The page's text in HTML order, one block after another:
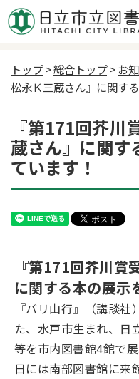
トップ>総合トップ>お
松永Ｋ三蔵さん』に関す
『第171回芥
蔵さん』に関す
ています！
『第171回芥川賞
に関する本の展示
『バリ山行』（講談
た、水戸市生まれ、日
等を市内図書館4館で
日には南部図書館に来